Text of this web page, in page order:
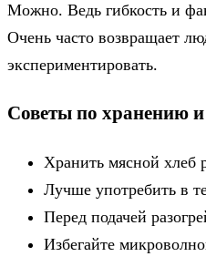
Можно. Ведь гибкость и
Очень часто возвращает
экспериментировать.
Советы по хранению и
Хранить мясной хлеб
Лучше употребить в
Перед подачей
Избегайте